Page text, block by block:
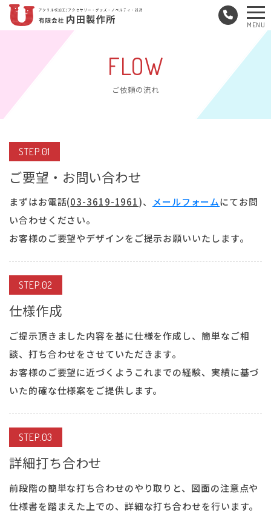
FLOW
ご依頼の流れ
STEP.01
ご要望・お問い合わせ
まずはお電話(03-3619-1961)、 メールフォームにてお問
い合わせください。
お客様のご要望やデザインをご提示お願いいたします。
STEP.02
仕様作成
ご提示頂きました内容を基に仕様を作成し、簡単なご相
談、打ち合わせをさせていただきます。
お客様のご要望に近づくようこれまでの経験、実績に基づ
いた的確な仕様案をご提供します。
STEP.03
詳細打ち合わせ
前段階の簡単な打ち合わせのやり取りと、図面の注意点や
仕様書を踏まえた上での、詳細な打ち合わせを行います。
メ
ュ
MENU